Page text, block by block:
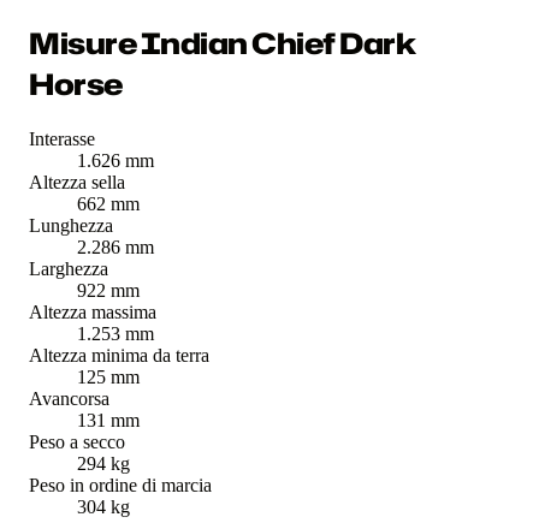
Misure Indian Chief Dark
Horse
Interasse
1.626 mm
Altezza sella
662 mm
Lunghezza
2.286 mm
Larghezza
922 mm
Altezza massima
1.253 mm
Altezza minima da terra
125 mm
Avancorsa
131 mm
Peso a secco
294 kg
Peso in ordine di marcia
304 kg